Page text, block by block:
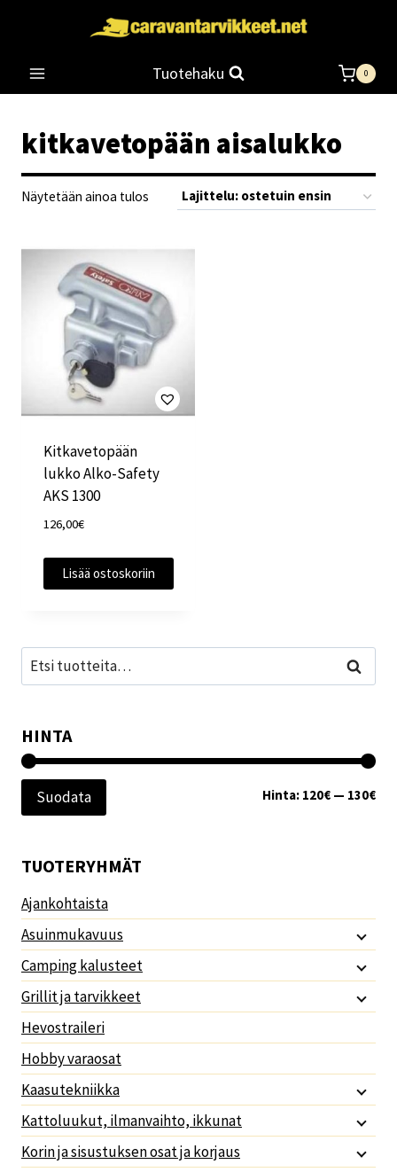
Tuotehaku 0
kitkavetopään aisalukko
Näytetään ainoa tulos
Kitkavetopään
lukko Alko-Safety
AKS 1300
126,00€
Lisää ostoskoriin
Etsi: Haku
HINTA
Suodata Hinta: 120€ — 130€
TUOTERYHMÄT
Ajankohtaista
Asuinmukavuus
Camping kalusteet
Grillit ja tarvikkeet
Hevostraileri
Hobby varaosat
Kaasutekniikka
Kattoluukut, ilmanvaihto, ikkunat
Korin ja sisustuksen osat ja korjaus